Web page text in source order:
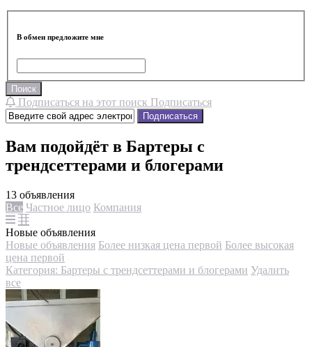
В обмен предложите мне
Поиск
Подписаться на этот поиск Подписаться
Подписаться
Вам подойдёт в Бартеры с
трендсеттерами и блогерами
13 объявления
Все Частное лицо Компания
Новые объявления
Новые объявления Более низкая цена первой Более высокая
цена первой
Категория: Бартеры с трендсеттерами и блогерами Удалить
все